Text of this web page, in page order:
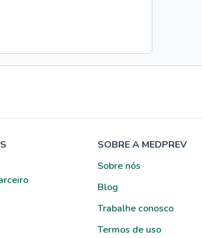
SOBRE A MEDPREV
Sobre nós
Blog
Trabalhe conosco
Termos de uso